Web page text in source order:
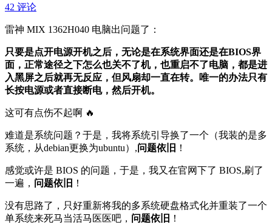
42 评论
雷神 MIX 1362H040 电脑出问题了：
只要是点开电源开机之后，无论是在系统界面还是在BIOS界
面，正常途径之下怎么也关不了机，也重启不了电脑，都是进
入黑屏之后就再无反应，但风扇却一直在转。唯一的办法只有
长按电源或者直接断电，然后开机。
这可有点伤不起啊 🔥
难道是系统问题？于是，我将系统引导换了一个（我装的是多
系统，从debian更换为ubuntu）,问题依旧 ！
感觉或许是 BIOS 的问题，于是，我又在官网下了 BIOS,刷了
一遍， 问题依旧 ！
没有思路了，只好重新将我的多系统硬盘格式化并重装了一个
单系统来死马当活马医医吧， 问题依旧 ！